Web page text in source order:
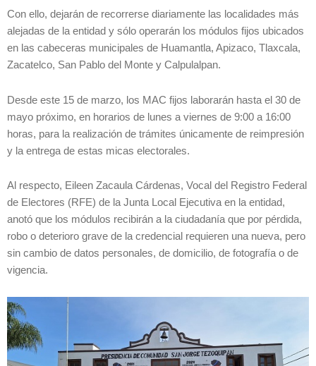
Con ello, dejarán de recorrerse diariamente las localidades más
alejadas de la entidad y sólo operarán los módulos fijos ubicados
en las cabeceras municipales de Huamantla, Apizaco, Tlaxcala,
Zacatelco, San Pablo del Monte y Calpulalpan.
Desde este 15 de marzo, los MAC fijos laborarán hasta el 30 de
mayo próximo, en horarios de lunes a viernes de 9:00 a 16:00
horas, para la realización de trámites únicamente de reimpresión
y la entrega de estas micas electorales.
Al respecto, Eileen Zacaula Cárdenas, Vocal del Registro Federal
de Electores (RFE) de la Junta Local Ejecutiva en la entidad,
anotó que los módulos recibirán a la ciudadanía que por pérdida,
robo o deterioro grave de la credencial requieren una nueva, pero
sin cambio de datos personales, de domicilio, de fotografía o de
vigencia.